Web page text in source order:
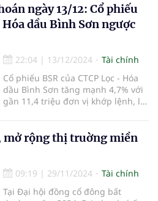
trợ nguồn vốn cho nền kinh tế.
ngày 13/12: Cổ phiếu
Hóa dầu Bình Sơn ngược
22:04 | 13/12/2024
Tài chính
Cổ phiếu BSR của CTCP Lọc - Hóa
dầu Bình Sơn tăng mạnh 4,7% với
gần 11,4 triệu đơn vị khớp lệnh, là
mở rộng thị truờng miền
09:19 | 29/11/2024
Tài chính
Tại Đại hội đồng cổ đông bất